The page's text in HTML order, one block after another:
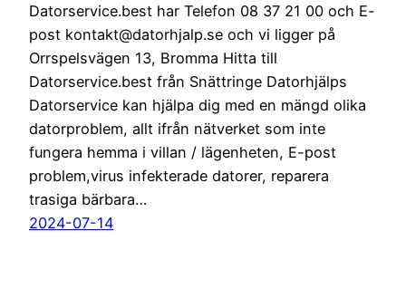
Datorservice.best har Telefon 08 37 21 00 och E-
post kontakt@datorhjalp.se och vi ligger på
Orrspelsvägen 13, Bromma Hitta till
Datorservice.best från Snättringe Datorhjälps
Datorservice kan hjälpa dig med en mängd olika
datorproblem, allt ifrån nätverket som inte
fungera hemma i villan / lägenheten, E-post
problem,virus infekterade datorer, reparera
trasiga bärbara…
2024-07-14